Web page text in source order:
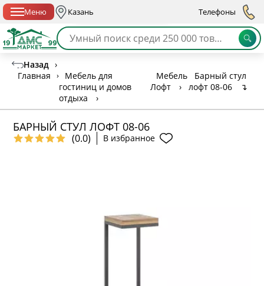
Меню Казань Телефоны
Назад ›
Главная
›
Мебель для
гостиниц и домов
отдыха
›
Мебель
Лофт
›
Барный стул
лофт 08-06
↴
БАРНЫЙ СТУЛ ЛОФТ 08-06
(0.0) В избранное